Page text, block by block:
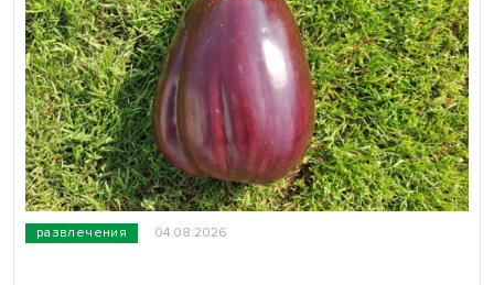
развлечения 04.08.2026